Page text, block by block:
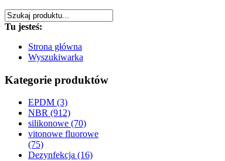
Tu jesteś:
Strona główna
Wyszukiwarka
Kategorie produktów
EPDM (3)
NBR (912)
silikonowe (70)
vitonowe fluorowe
(75)
Dezynfekcja (16)